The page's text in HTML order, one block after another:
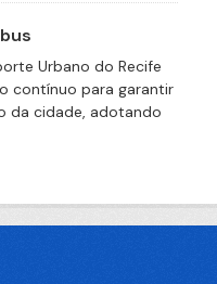
Urbano do Recife
contínuo para garantir
da cidade, adotando